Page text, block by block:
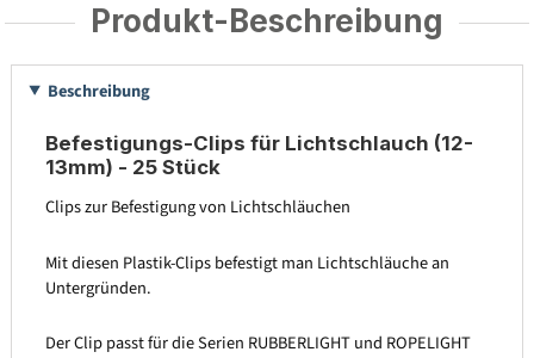
Produkt-Beschreibung
Beschreibung
Befestigungs-Clips für Lichtschlauch (12-
13mm) - 25 Stück
Clips zur Befestigung von Lichtschläuchen
Mit diesen Plastik-Clips befestigt man Lichtschläuche an
Untergründen.
Der Clip passt für die Serien RUBBERLIGHT und ROPELIGHT